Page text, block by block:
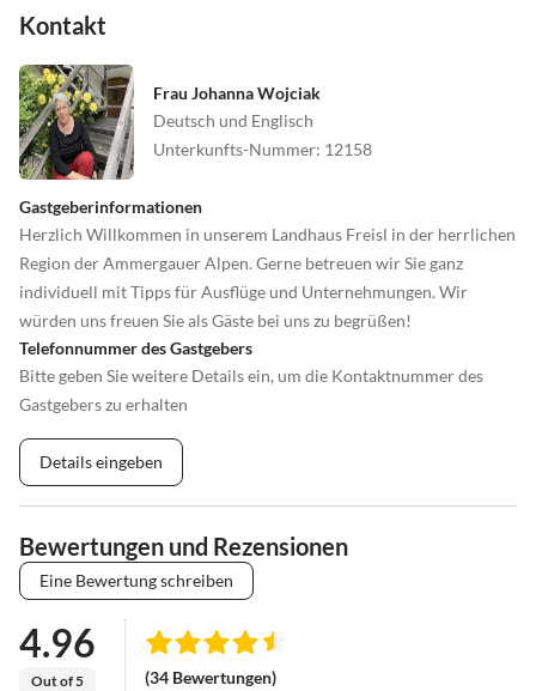
Kontakt
Frau Johanna Wojciak
Deutsch und Englisch
Unterkunfts-Nummer: 12158
Gastgeberinformationen
Herzlich Willkommen in unserem Landhaus Freisl in der herrlichen
Region der Ammergauer Alpen. Gerne betreuen wir Sie ganz
individuell mit Tipps für Ausflüge und Unternehmungen. Wir
würden uns freuen Sie als Gäste bei uns zu begrüßen!
Telefonnummer des Gastgebers
Bitte geben Sie weitere Details ein, um die Kontaktnummer des
Gastgebers zu erhalten
Details eingeben
Bewertungen und Rezensionen
Eine Bewertung schreiben
4.96
Out of 5 (34 Bewertungen)